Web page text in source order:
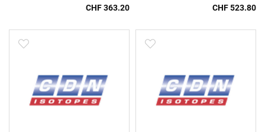
CHF 363.20 CHF 523.80